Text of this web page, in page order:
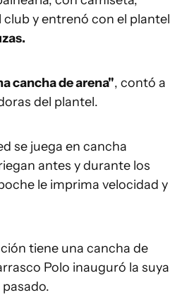
club y entrenó con el plantel
cancha de arena", contó a
del plantel.
se juega en cancha
antes y durante los
le imprima velocidad y
tiene una cancha de
Polo inauguró la suya